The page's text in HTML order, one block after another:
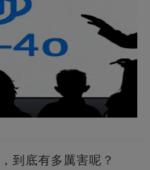
到底有多厲害呢？